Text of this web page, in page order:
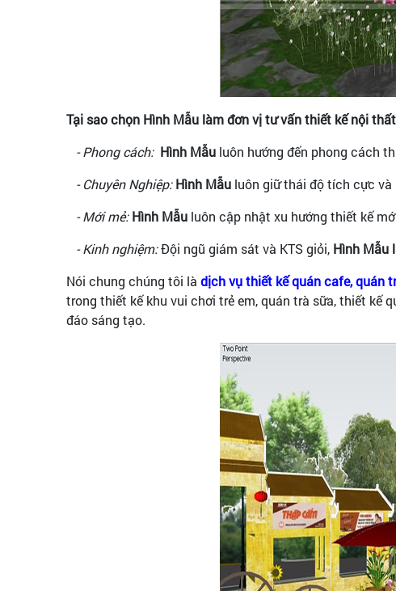
Tại sao chọn Hình Mẫu làm đơn vị tư vấn thiết kế nội
- Phong cách: Hình Mẫu luôn hướng đến phong cách
- Chuyên Nghiệp: Hình Mẫu luôn giữ thái độ tích cực và
- Mới mẻ:Hình Mẫu luôn cập nhật xu hướng thiết kế
- Kinh nghiệm:Đội ngũ giám sát và KTS giỏi, Hình Mẫu
Nói chung chúng tôi là dịch vụ thiết kế quán cafe, quán
trong thiết kế khu vui chơi trẻ em, quán trà sữa, thiết kế
đáo sáng tạo.